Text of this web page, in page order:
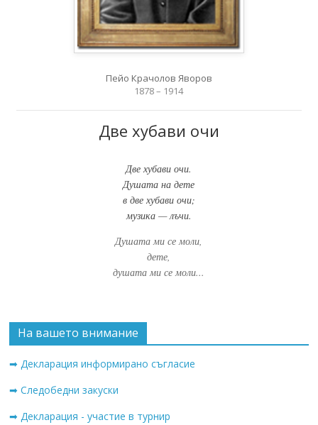
Пейо Крачолов Яворов
1878 – 1914
Две хубави очи
Две хубави очи.
Душата на дете
в две хубави очи;
музика — лъчи.
Душата ми се моли,
дете,
душата ми се моли...
На вашето внимание
➡ Декларация информирано съгласие
➡ Следобедни закуски
➡ Декларация - участие в турнир